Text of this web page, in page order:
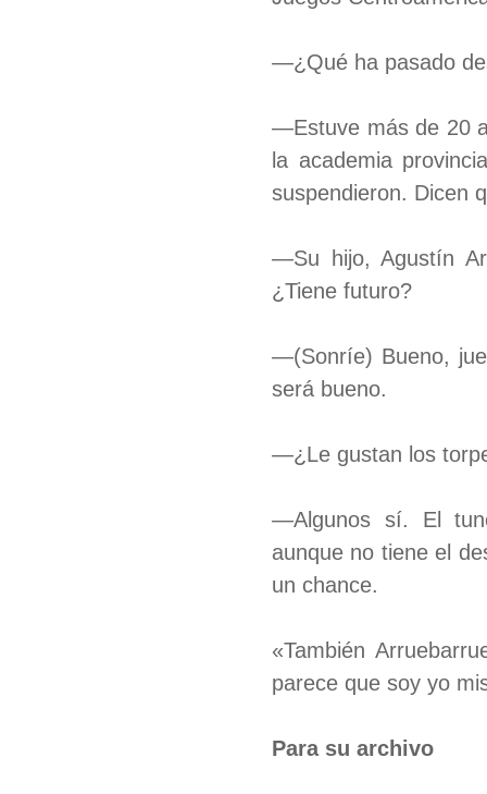
—¿Qué ha pasado
—Estuve más de 20
la academia
suspendieron. Dicen
—Su hijo, Agustín
¿Tiene futuro?
—(Sonríe) Bueno,
será bueno.
—¿Le gustan los
—Algunos sí. El
aunque no tiene el
un chance.
«También
parece que soy yo
Para su archivo